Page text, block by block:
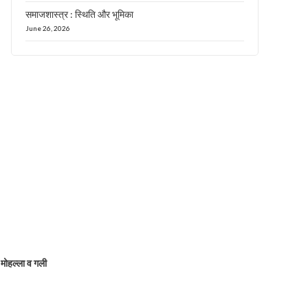
मोहल्ला व गली
समाजशास्त्र : स्थिति और भूमिका
June 26, 2026